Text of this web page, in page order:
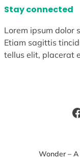
Stay connected
Lorem ipsum dolor
Etiam sagittis
tellus elit, placerat
Wonder –